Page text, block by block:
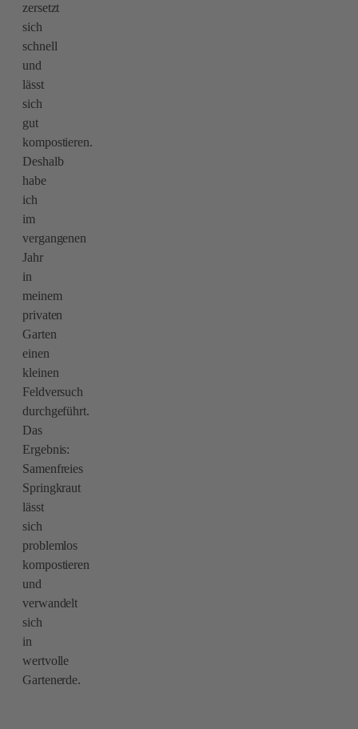
zersetzt
sich
schnell
und
lässt
sich
gut
kompostieren.
Deshalb
habe
ich
im
vergangenen
Jahr
in
meinem
privaten
Garten
einen
kleinen
Feldversuch
durchgeführt.
Das
Ergebnis:
Samenfreies
Springkraut
lässt
sich
problemlos
kompostieren
und
verwandelt
sich
in
wertvolle
Gartenerde.